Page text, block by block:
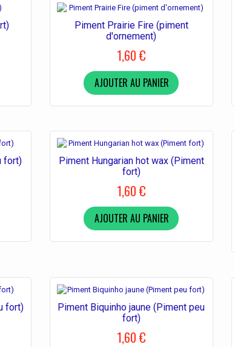
Piment Prairie Fire (piment
d'ornement)
1,60 €
AJOUTER AU PANIER
fort)
Piment Hungarian hot wax (Piment
fort)
1,60 €
AJOUTER AU PANIER
fort)
Piment Biquinho jaune (Piment peu
fort)
1,60 €